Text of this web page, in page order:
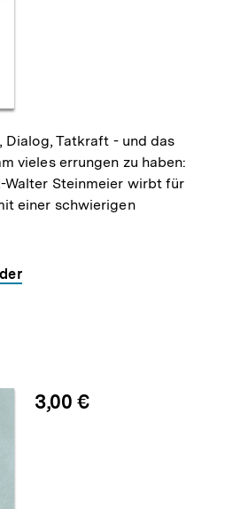
Dialog, Tatkraft - und das
vieles errungen zu haben:
Walter Steinmeier wirbt für
einer schwierigen
3,00 €